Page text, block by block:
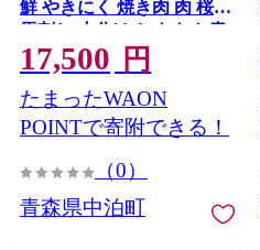
鮮 やきにく 焼き肉 肉 桜肉
馬刺し 小分け おすすめ 青
森県 中泊町 F6N-327
17,500 円
たまったWAON
POINTで寄附できる！
（0）
青森県中泊町